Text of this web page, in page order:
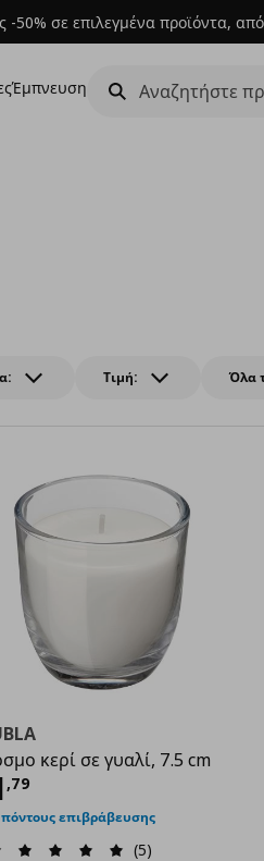
-50% σε επιλεγμένα προϊόντα,
Έμπνευση
Τιμή: Όλα
κερί σε γυαλί, 7.5 cm
,79 τιμή
επιβράβευσης
(5)